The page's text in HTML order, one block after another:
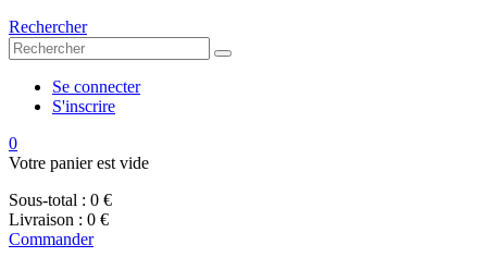
Rechercher
Se connecter
S'inscrire
0
Votre panier est vide
Sous-total : 0 €
Livraison : 0 €
Commander